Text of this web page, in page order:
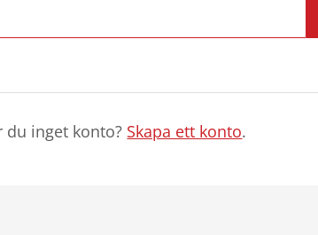
du inget konto? Skapa ett konto.